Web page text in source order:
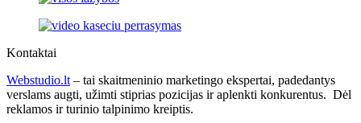
Kontaktai
Webstudio.lt – tai skaitmeninio marketingo ekspertai, padedantys
verslams augti, užimti stiprias pozicijas ir aplenkti konkurentus. Dėl
reklamos ir turinio talpinimo kreiptis.